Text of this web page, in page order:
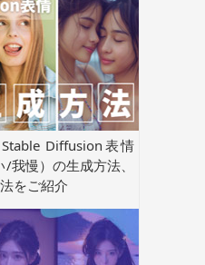
Diffusion表情
/我慢）の生成方法、
をご紹介